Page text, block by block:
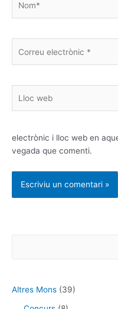
electrònic
web
electrònic i lloc web en
vegada que comenti.
Altres Mons (39)